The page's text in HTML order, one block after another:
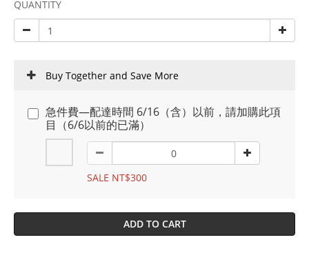
QUANTITY
Buy Together and Save More
急件費—配達時間 6/16（含）以前，請加購此項
目（6/6以前的已滿）
SALE NT$300
ADD TO CART